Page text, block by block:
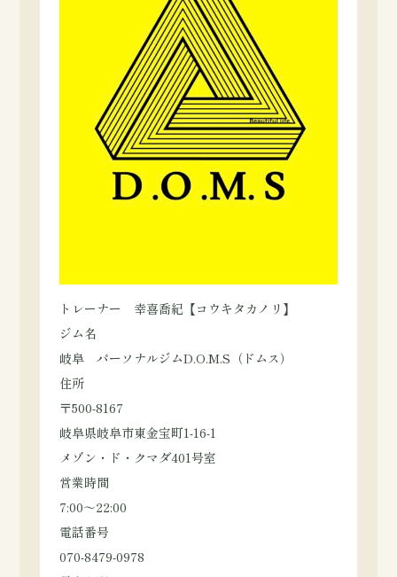
トレーナー 幸喜喬紀【コウキタカノリ】
ジム名
岐阜 パーソナルジムD.O.M.S（ドムス）
住所
〒500-8167
岐阜県岐阜市東金宝町1-16-1
メゾン・ド・クマダ401号室
営業時間
7:00～22:00
電話番号
070-8479-0978